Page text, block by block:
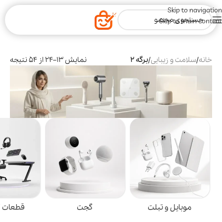
Skip to navigation
Skip to main content
خانه/سلامت و زیبایی/برگه 2 نمایش 13–24 از 54 نتیجه
گجت قطعات گیمینگ